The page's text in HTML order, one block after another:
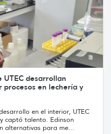
UTEC desarrollan
en lechería y
en el interior, UTEC
captó talento. Edinson
alternativas para me...